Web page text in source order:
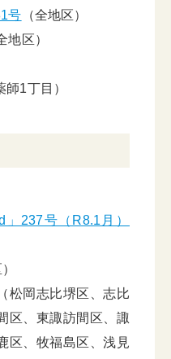
号 （全地区）
地区）
師1丁目）
237号（R8.1月）
（松岡志比堺区、志比
区、東諏訪間区、諏
区、牧福島区、浅見